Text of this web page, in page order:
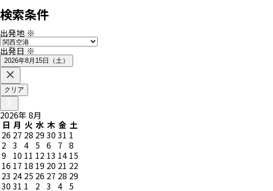
検索条件
出発地 ※
出発日※
2026年8月15日（土）
クリア
2026年 8月
日 月 火 水 木 金 土
26 27 28 293031 1
2 3 4 5 6 7 8
9 10 11 12 13 14 15
16 17 18 19 20 21 22
23 24 25 26 27 28 29
3031 1 2 3 4 5